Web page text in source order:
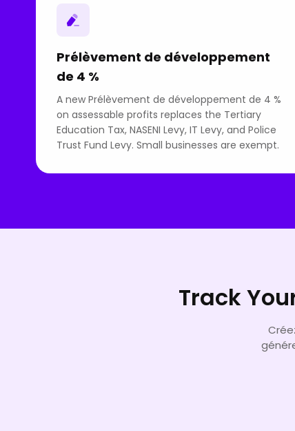
Prélèvement de développement
de 4 %
A new Prélèvement de développement de 4 %
on assessable profits replaces the Tertiary
Education Tax, NASENI Levy, IT Levy, and Police
Trust Fund Levy. Small businesses are exempt.
Track